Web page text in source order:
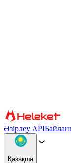
Әзірлеу API
Қазақша